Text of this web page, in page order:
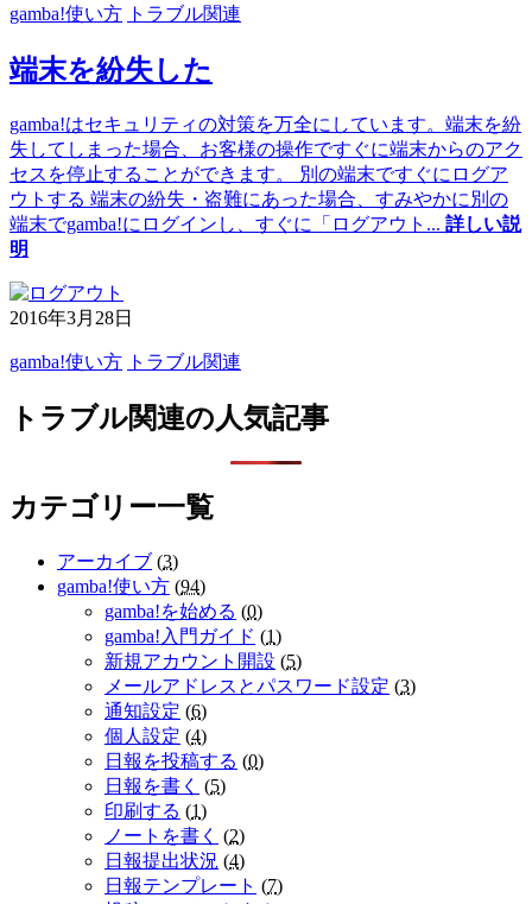
gamba!使い方 トラブル関連
端末を紛失した
gamba!はセキュリティの対策を万全にしています。端末を紛
失してしまった場合、お客様の操作ですぐに端末からのアク
セスを停止することができます。 別の端末ですぐにログア
ウトする 端末の紛失・盗難にあった場合、すみやかに別の
端末でgamba!にログインし、すぐに「ログアウト ... 詳しい説
明
2016年3月28日
gamba!使い方 トラブル関連
トラブル関連の人気記事
カテゴリー一覧
アーカイブ (3)
gamba!使い方 (94)
gamba!を始める (0)
gamba!入門ガイド (1)
新規アカウント開設 (5)
メールアドレスとパスワード設定 (3)
通知設定 (6)
個人設定 (4)
日報を投稿する (0)
日報を書く (5)
印刷する (1)
ノートを書く (2)
日報提出状況 (4)
日報テンプレート (7)